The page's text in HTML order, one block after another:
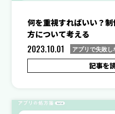
何を重視すればいい？
方について考える
2023.10.01
アプリで失敗
記事を